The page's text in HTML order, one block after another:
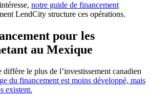
notre guide de financement
LendCity structure ces opérations.
pour les
au Mexique
le plus de l’investissement canadien
du financement est moins développé, mais
existent.